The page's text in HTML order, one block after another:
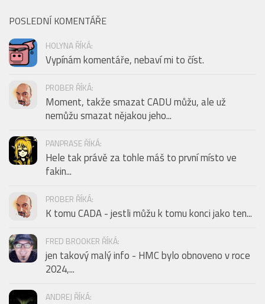
POSLEDNÍ KOMENTÁŘE
HOLYNA ŘÍKÁ:
Vypínám komentáře, nebaví mi to číst.
PROBER ŘÍKÁ:
Moment, takže smazat CADU můžu, ale už
nemůžu smazat nějakou jeho...
PANPRASE ŘÍKÁ:
Hele tak právě za tohle máš to první místo ve
fakin...
PROBER ŘÍKÁ:
K tomu CADA - jestli můžu k tomu konci jako ten...
FRED BROOKER ŘÍKÁ:
jen takový malý info - HMC bylo obnoveno v roce
2024,...
ANDREJ ŘÍKÁ: